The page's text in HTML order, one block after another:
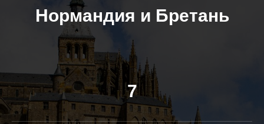
Нормандия и Бретань
7